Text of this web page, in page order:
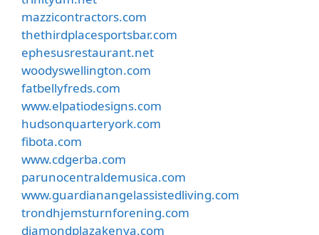
mazzicontractors.com
thethirdplacesportsbar.com
ephesusrestaurant.net
woodyswellington.com
fatbellyfreds.com
www.elpatiodesigns.com
hudsonquarteryork.com
fibota.com
www.cdgerba.com
parunocentraldemusica.com
www.guardianangelassistedliving.com
trondhjemsturnforening.com
diamondplazakenya.com